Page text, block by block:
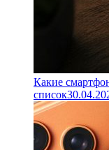
Какие
список